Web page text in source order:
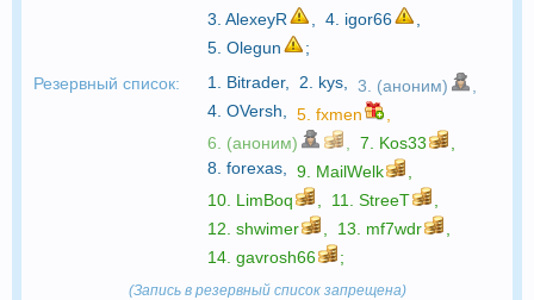
3. AlexeyR 4. igor66
5. Olegun
;
Резервный список:
1. Bitrader, 2. kys 3. (аноним)
4. OVersh 5. fxmen
6. (аноним)
7. Kos33
8. forexas 9. MailWelk
10. LimBoq 11. StreeT
12. shwimer 13. mf7wdr
14. gavrosh66 ;
(Запись в резервный список запрещена)